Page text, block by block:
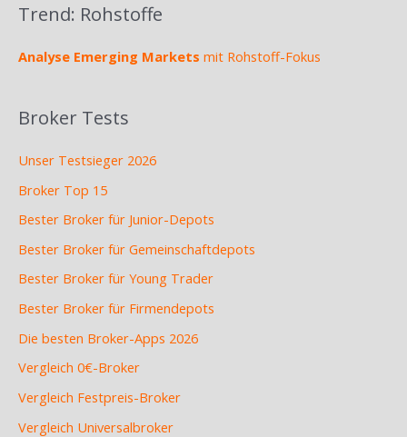
Trend: Rohstoffe
Analyse Emerging Markets mit Rohstoff-Fokus
Broker Tests
Unser Testsieger 2026
Broker Top 15
Bester Broker für Junior-Depots
Bester Broker für Gemeinschaftdepots
Bester Broker für Young Trader
Bester Broker für Firmendepots
Die besten Broker-Apps 2026
Vergleich 0€-Broker
Vergleich Festpreis-Broker
Vergleich Universalbroker